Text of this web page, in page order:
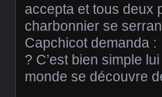
accepta et tous deux
charbonnier se
Capchicot demanda
? C’est bien simple
monde se découvre